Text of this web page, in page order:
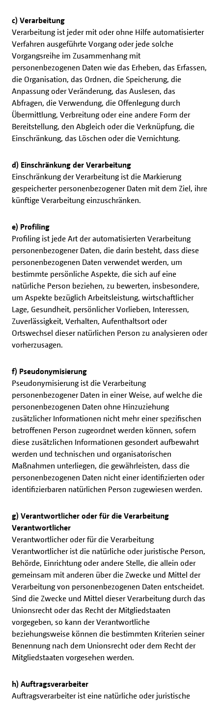
c) Verarbeitung
Verarbeitung ist jeder mit oder ohne Hilfe automatisierter
Verfahren ausgeführte Vorgang oder jede solche
Vorgangsreihe im Zusammenhang mit
personenbezogenen Daten wie das Erheben, das Erfassen,
die Organisation, das Ordnen, die Speicherung, die
Anpassung oder Veränderung, das Auslesen, das
Abfragen, die Verwendung, die Offenlegung durch
Übermittlung, Verbreitung oder eine andere Form der
Bereitstellung, den Abgleich oder die Verknüpfung, die
Einschränkung, das Löschen oder die Vernichtung.
d) Einschränkung der Verarbeitung
Einschränkung der Verarbeitung ist die Markierung
gespeicherter personenbezogener Daten mit dem Ziel, ihre
künftige Verarbeitung einzuschränken.
e) Profiling
Profiling ist jede Art der automatisierten Verarbeitung
personenbezogener Daten, die darin besteht, dass diese
personenbezogenen Daten verwendet werden, um
bestimmte persönliche Aspekte, die sich auf eine
natürliche Person beziehen, zu bewerten, insbesondere,
um Aspekte bezüglich Arbeitsleistung, wirtschaftlicher
Lage, Gesundheit, persönlicher Vorlieben, Interessen,
Zuverlässigkeit, Verhalten, Aufenthaltsort oder
Ortswechsel dieser natürlichen Person zu analysieren oder
vorherzusagen.
f) Pseudonymisierung
Pseudonymisierung ist die Verarbeitung
personenbezogener Daten in einer Weise, auf welche die
personenbezogenen Daten ohne Hinzuziehung
zusätzlicher Informationen nicht mehr einer spezifischen
betroffenen Person zugeordnet werden können, sofern
diese zusätzlichen Informationen gesondert aufbewahrt
werden und technischen und organisatorischen
Maßnahmen unterliegen, die gewährleisten, dass die
personenbezogenen Daten nicht einer identifizierten oder
identifizierbaren natürlichen Person zugewiesen werden.
g) Verantwortlicher oder für die Verarbeitung
Verantwortlicher
Verantwortlicher oder für die Verarbeitung
Verantwortlicher ist die natürliche oder juristische Person,
Behörde, Einrichtung oder andere Stelle, die allein oder
gemeinsam mit anderen über die Zwecke und Mittel der
Verarbeitung von personenbezogenen Daten entscheidet.
Sind die Zwecke und Mittel dieser Verarbeitung durch das
Unionsrecht oder das Recht der Mitgliedstaaten
vorgegeben, so kann der Verantwortliche
beziehungsweise können die bestimmten Kriterien seiner
Benennung nach dem Unionsrecht oder dem Recht der
Mitgliedstaaten vorgesehen werden.
h) Auftragsverarbeiter
Auftragsverarbeiter ist eine natürliche oder juristische